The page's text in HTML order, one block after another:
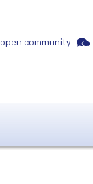
open community